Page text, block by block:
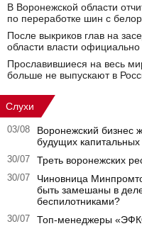
В Воронежской области
по переработке шин с
После выкриков глав на
области власти
Прославившиеся на весь
больше не выпускают в
Слухи
03/08
Воронежский бизнес
будущих капитальных
30/07 Треть воронежских
30/07
Чиновница
быть замешаны в
беспилотниками?
30/07 Топ-менеджеры